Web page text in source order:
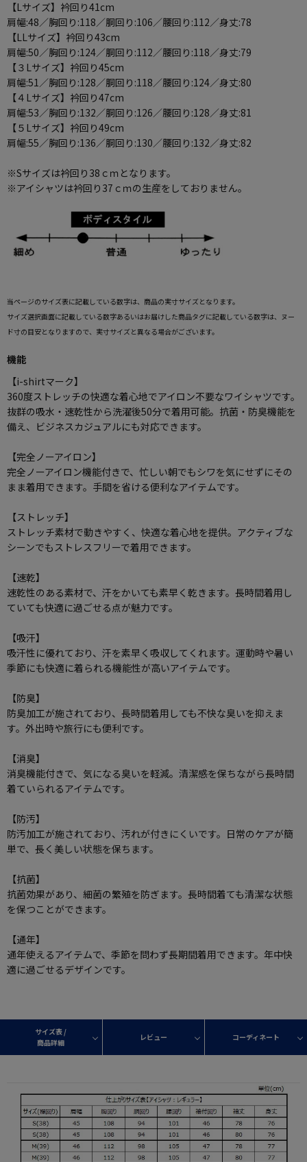
【Lサイズ】衿回り41cm
肩幅:48／胸回り:118／胴回り:106／腰回り:112／身丈:78
【LLサイズ】衿回り43cm
肩幅:50／胸回り:124／胴回り:112／腰回り:118／身丈:79
【３Lサイズ】衿回り45cm
肩幅:51／胸回り:128／胴回り:118／腰回り:124／身丈:80
【４Lサイズ】衿回り47cm
肩幅:53／胸回り:132／胴回り:126／腰回り:128／身丈:81
【５Lサイズ】衿回り49cm
肩幅:55／胸回り:136／胴回り:130／腰回り:132／身丈:82
※Sサイズは衿回り38ｃｍとなります。
※アイシャツは衿回り37ｃｍの生産をしておりません。
当ページのサイズ表に記載している数字は、商品の実寸サイズとなります。
サイズ選択画面に記載している数字あるいはお届けした商品タグに記載している数字は、ヌー
ド寸の目安となりますので、実寸サイズと異なる場合がございます。
機能
【i-shirtマーク】
360度ストレッチの快適な着心地でアイロン不要なワイシャツです。
抜群の吸水・速乾性から洗濯後50分で着用可能。抗菌・防臭機能を
備え、ビジネスカジュアルにも対応できます。
【完全ノーアイロン】
完全ノーアイロン機能付きで、忙しい朝でもシワを気にせずにその
まま着用できます。手間を省ける便利なアイテムです。
【ストレッチ】
ストレッチ素材で動きやすく、快適な着心地を提供。アクティブな
シーンでもストレスフリーで着用できます。
【速乾】
速乾性のある素材で、汗をかいても素早く乾きます。長時間着用し
ていても快適に過ごせる点が魅力です。
【吸汗】
吸汗性に優れており、汗を素早く吸収してくれます。運動時や暑い
季節にも快適に着られる機能性が高いアイテムです。
【防臭】
防臭加工が施されており、長時間着用しても不快な臭いを抑えま
す。外出時や旅行にも便利です。
【消臭】
消臭機能付きで、気になる臭いを軽減。清潔感を保ちながら長時間
着ていられるアイテムです。
【防汚】
防汚加工が施されており、汚れが付きにくいです。日常のケアが簡
単で、長く美しい状態を保ちます。
【抗菌】
抗菌効果があり、細菌の繁殖を防ぎます。長時間着ても清潔な状態
を保つことができます。
【通年】
通年使えるアイテムで、季節を問わず長期間着用できます。年中快
適に過ごせるデザインです。
サイズ表 /
商品詳細
レビュー コーディネート